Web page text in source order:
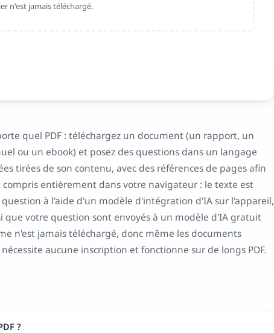
n'est jamais téléchargé.
quel PDF : téléchargez un document (un rapport, un
ou un ebook) et posez des questions dans un langage
tirées de son contenu, avec des références de pages afin
compris entièrement dans votre navigateur : le texte est
à l'aide d'un modèle d'intégration d'IA sur l'appareil,
que votre question sont envoyés à un modèle d'IA gratuit
n'est jamais téléchargé, donc même les documents
aucune inscription et fonctionne sur de longs PDF.
?